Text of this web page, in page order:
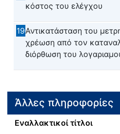
κόστος του ελέγχου
19Αντικατάσταση του
χρέωση από τον
διόρθωση του
Άλλες πληροφορίες
Εναλλακτικοί τίτλοι